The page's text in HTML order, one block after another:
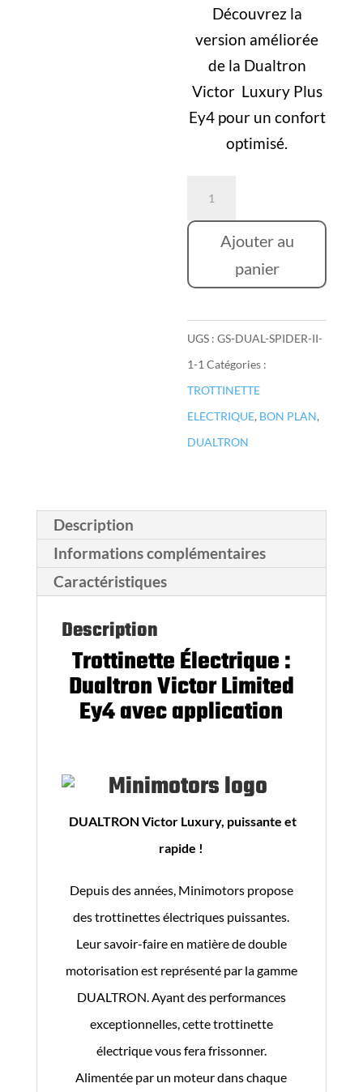
est :
2137,00
Découvrez la
version améliorée
de la Dualtron
Victor Luxury Plus
Ey4 pour un confort
optimisé.
Dualtron
Limited
Ey4⎜MINIMOTORS
Ajouter au
panier
UGS :GS-DUAL-SPIDER-II-
1-1 Catégories :
TROTTINETTE
ELECTRIQUE, BON PLAN,
DUALTRON
Description
Informations complémentaires
Caractéristiques
Description
Trottinette Électrique :
Dualtron Victor Limited
Ey4 avec application
DUALTRON Victor Luxury, puissante et
rapide !
Depuis des années, Minimotors propose
des trottinettes électriques puissantes.
Leur savoir-faire en matière de double
motorisation est représenté par la gamme
DUALTRON. Ayant des performances
exceptionnelles, cette trottinette
électrique vous fera frissonner.
Alimentée par un moteur dans chaque